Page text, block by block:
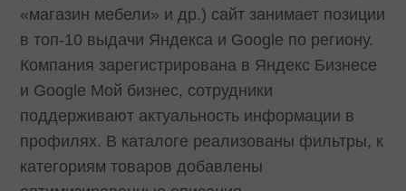
«магазин мебели» и др.) сайт занимает позиции
в топ-10 выдачи Яндекса и Google по региону.
Компания зарегистрирована в Яндекс Бизнесе
и Google Мой бизнес, сотрудники
поддерживают актуальность информации в
профилях. В каталоге реализованы фильтры, к
категориям товаров добавлены